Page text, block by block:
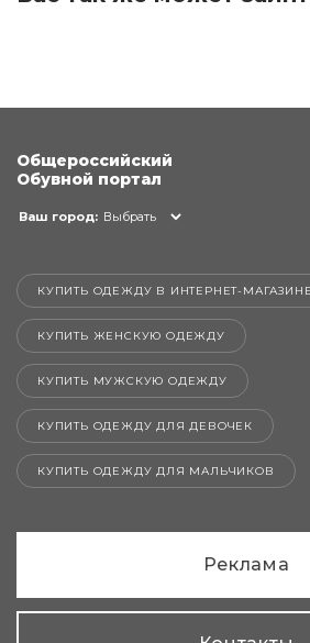
Общероссийский
Обувной портал
Ваш город: Выбрать
КУПИТЬ ОДЕЖДУ В ИНТЕРНЕТ-МАГАЗИНЕ
КУПИТЬ ЖЕНСКУЮ ОДЕЖДУ
КУПИТЬ МУЖСКУЮ ОДЕЖДУ
КУПИТЬ ОДЕЖДУ ДЛЯ ДЕВОЧЕК
КУПИТЬ ОДЕЖДУ ДЛЯ МАЛЬЧИКОВ
Реклама